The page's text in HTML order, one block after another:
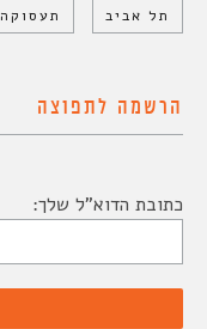
תל אביב תעסוקה
הרשמה לתפוצה
כתובת הדוא"ל שלך: